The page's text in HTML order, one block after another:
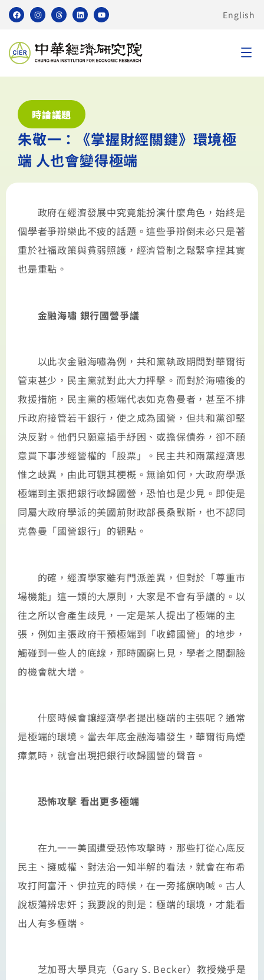
English
時論議題
朱敬一：《掌握財經關鍵》環境極
端 人也會變得極端
政府在經濟發展中究竟能扮演什麼角色，始終是
個學者爭辯樂此不疲的話題。這些爭辯倒未必只是著
重於社福政策與貧弱照護，經濟管制之鬆緊拿捏其實
也是重點。
金融海嘯 銀行國營爭議
以此次金融海嘯為例，共和黨執政期間對華爾街
管束甚少，民主黨就對此大力抨擊。而對於海嘯後的
救援措施，民主黨的極端代表如克魯曼者，甚至不排
斥政府接管若干銀行，使之成為國營，但共和黨卻堅
決反對。他們只願意插手紓困、或擔保債券，卻不願
意買下事涉經營權的「股票」。民主共和兩黨經濟思
惟之歧異，由此可觀其梗概。無論如何，大政府學派
極端到主張把銀行收歸國營，恐怕也是少見。即使是
同屬大政府學派的美國前財政部長桑默斯，也不認同
克魯曼「國營銀行」的觀點。
的確，經濟學家雖有門派差異，但對於「尊重市
場機能」這一類的大原則，大家是不會有爭議的。以
往之所以會產生歧見，一定是某人提出了極端的主
張，例如主張政府干預極端到「收歸國營」的地步，
觸碰到一些人的底線，那時圖窮匕見，學者之間翻臉
的機會就大增。
什麼時候會讓經濟學者提出極端的主張呢？通常
是極端的環境。當去年底金融海嘯發生，華爾街烏煙
瘴氣時，就會出現把銀行收歸國營的聲音。
恐怖攻擊 看出更多極端
在九一一美國遭受恐怖攻擊時，那些打從心底反
民主、擁威權、對法治一知半解的看法，就會在布希
攻打阿富汗、伊拉克的時候，在一旁搖旗吶喊。古人
說板蕩辨忠奸；我要說的則是：極端的環境，才能看
出人有多極端。
芝加哥大學貝克（Gary S. Becker）教授幾乎是